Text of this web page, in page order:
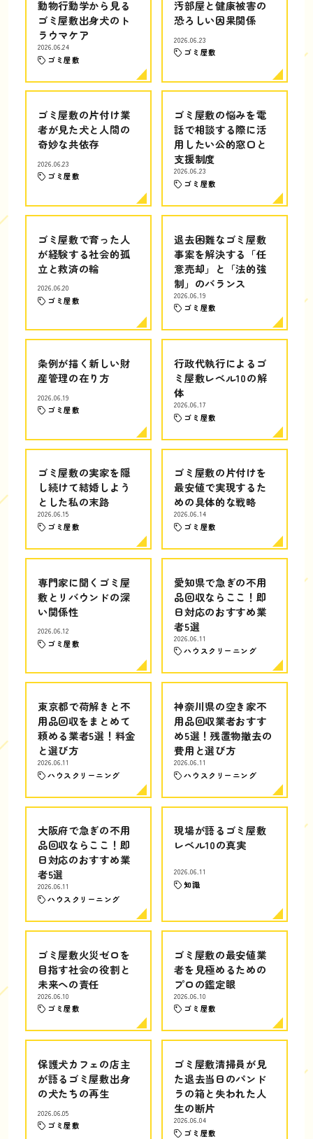
動物行動学から見る
ゴミ屋敷出身犬のト
ラウマケア
2026.06.24
ゴミ屋敷
汚部屋と健康被害の
恐ろしい因果関係
2026.06.23
ゴミ屋敷
ゴミ屋敷の片付け業
者が見た犬と人間の
奇妙な共依存
2026.06.23
ゴミ屋敷
ゴミ屋敷の悩みを電
話で相談する際に活
用したい公的窓口と
支援制度
2026.06.23
ゴミ屋敷
ゴミ屋敷で育った人
が経験する社会的孤
立と救済の輪
2026.06.20
ゴミ屋敷
退去困難なゴミ屋敷
事案を解決する「任
意売却」と「法的強
制」のバランス
2026.06.19
ゴミ屋敷
条例が描く新しい財
産管理の在り方
2026.06.19
ゴミ屋敷
行政代執行によるゴ
ミ屋敷レベル10の解
体
2026.06.17
ゴミ屋敷
ゴミ屋敷の実家を隠
し続けて結婚しよう
とした私の末路
2026.06.15
ゴミ屋敷
ゴミ屋敷の片付けを
最安値で実現するた
めの具体的な戦略
2026.06.14
ゴミ屋敷
専門家に聞くゴミ屋
敷とリバウンドの深
い関係性
2026.06.12
ゴミ屋敷
愛知県で急ぎの不用
品回収ならここ！即
日対応のおすすめ業
者5選
2026.06.11
ハウスクリーニング
東京都で荷解きと不
用品回収をまとめて
頼める業者5選！料金
と選び方
2026.06.11
ハウスクリーニング
神奈川県の空き家不
用品回収業者おすす
め5選！残置物撤去の
費用と選び方
2026.06.11
ハウスクリーニング
大阪府で急ぎの不用
品回収ならここ！即
日対応のおすすめ業
者5選
2026.06.11
ハウスクリーニング
現場が語るゴミ屋敷
レベル10の真実
2026.06.11
知識
ゴミ屋敷火災ゼロを
目指す社会の役割と
未来への責任
2026.06.10
ゴミ屋敷
ゴミ屋敷の最安値業
者を見極めるための
プロの鑑定眼
2026.06.10
ゴミ屋敷
保護犬カフェの店主
が語るゴミ屋敷出身
の犬たちの再生
2026.06.05
ゴミ屋敷
ゴミ屋敷清掃員が見
た退去当日のパンド
ラの箱と失われた人
生の断片
2026.06.04
ゴミ屋敷